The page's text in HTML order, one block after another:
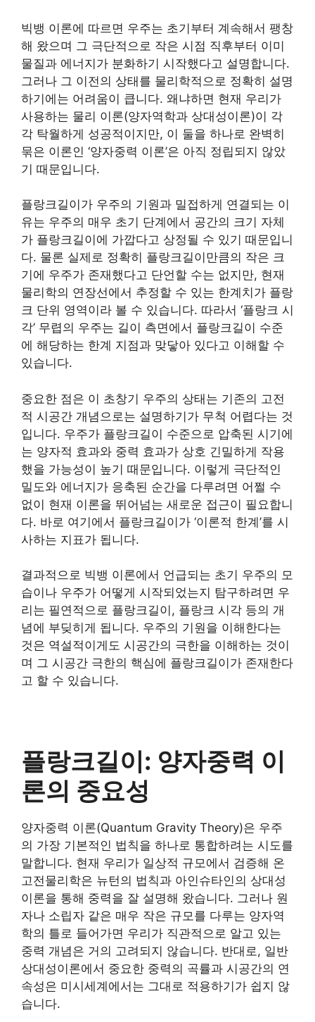
빅뱅 이론에 따르면 우주는 초기부터 계속해서 팽창
해 왔으며 그 극단적으로 작은 시점 직후부터 이미
물질과 에너지가 분화하기 시작했다고 설명합니다.
그러나 그 이전의 상태를 물리학적으로 정확히 설명
하기에는 어려움이 큽니다. 왜냐하면 현재 우리가
사용하는 물리 이론(양자역학과 상대성이론)이 각
각 탁월하게 성공적이지만, 이 둘을 하나로 완벽히
묶은 이론인 ‘양자중력 이론’은 아직 정립되지 않았
기 때문입니다.
플랑크길이가 우주의 기원과 밀접하게 연결되는 이
유는 우주의 매우 초기 단계에서 공간의 크기 자체
가 플랑크길이에 가깝다고 상정될 수 있기 때문입니
다. 물론 실제로 정확히 플랑크길이만큼의 작은 크
기에 우주가 존재했다고 단언할 수는 없지만, 현재
물리학의 연장선에서 추정할 수 있는 한계치가 플랑
크 단위 영역이라 볼 수 있습니다. 따라서 ‘플랑크 시
각’ 무렵의 우주는 길이 측면에서 플랑크길이 수준
에 해당하는 한계 지점과 맞닿아 있다고 이해할 수
있습니다.
중요한 점은 이 초창기 우주의 상태는 기존의 고전
적 시공간 개념으로는 설명하기가 무척 어렵다는 것
입니다. 우주가 플랑크길이 수준으로 압축된 시기에
는 양자적 효과와 중력 효과가 상호 긴밀하게 작용
했을 가능성이 높기 때문입니다. 이렇게 극단적인
밀도와 에너지가 응축된 순간을 다루려면 어쩔 수
없이 현재 이론을 뛰어넘는 새로운 접근이 필요합니
다. 바로 여기에서 플랑크길이가 ‘이론적 한계’를 시
사하는 지표가 됩니다.
결과적으로 빅뱅 이론에서 언급되는 초기 우주의 모
습이나 우주가 어떻게 시작되었는지 탐구하려면 우
리는 필연적으로 플랑크길이, 플랑크 시각 등의 개
념에 부딪히게 됩니다. 우주의 기원을 이해한다는
것은 역설적이게도 시공간의 극한을 이해하는 것이
며 그 시공간 극한의 핵심에 플랑크길이가 존재한다
고 할 수 있습니다.
플랑크길이: 양자중력 이
론의 중요성
양자중력 이론(Quantum Gravity Theory)은 우주
의 가장 기본적인 법칙을 하나로 통합하려는 시도를
말합니다. 현재 우리가 일상적 규모에서 검증해 온
고전물리학은 뉴턴의 법칙과 아인슈타인의 상대성
이론을 통해 중력을 잘 설명해 왔습니다. 그러나 원
자나 소립자 같은 매우 작은 규모를 다루는 양자역
학의 틀로 들어가면 우리가 직관적으로 알고 있는
중력 개념은 거의 고려되지 않습니다. 반대로, 일반
상대성이론에서 중요한 중력의 곡률과 시공간의 연
속성은 미시세계에서는 그대로 적용하기가 쉽지 않
습니다.